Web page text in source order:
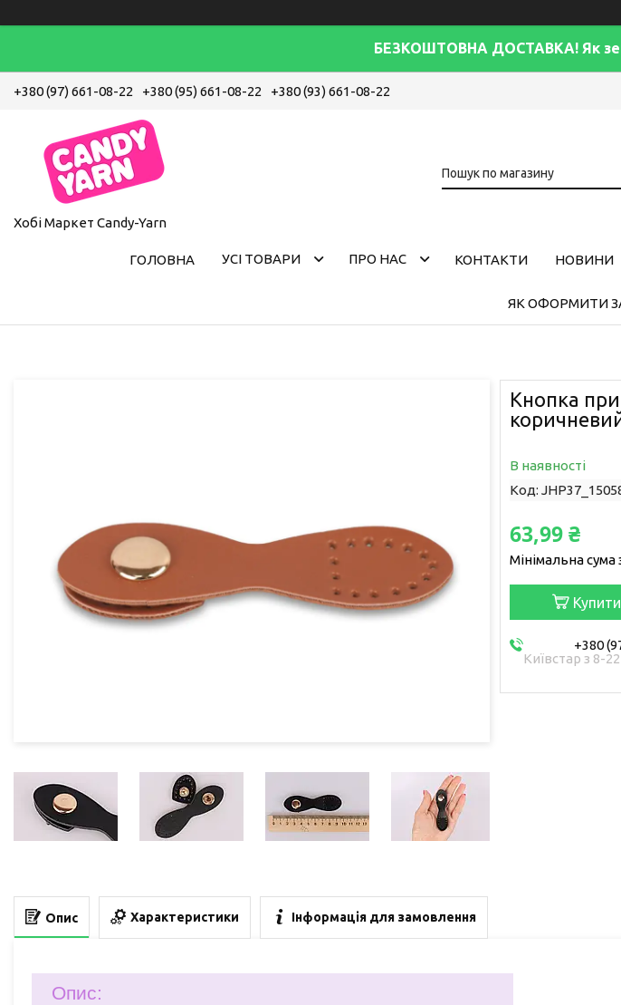
БЕЗКОШТОВНА ДОСТАВКА! Як
+380 (97) 661-08-22 +380 (95) 661-08-22 +380 (93) 661-08-22
Хобі Маркет Candy-Yarn
ГОЛОВНА УСІ ТОВАРИ ПРО НАС КОНТАКТИ НОВИНИ
ЯК ОФОРМИТИ
Кнопка
В наявності
Код:
63,99 ₴
Мінімальна
Купити
+380
Київстар з 8-
Опис Характеристики Інформація для замовлення
Опис: